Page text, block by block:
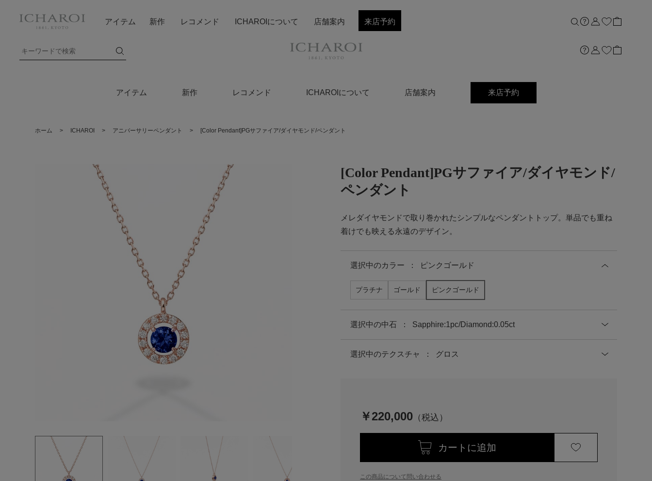
アイテム 新作 レコメンド ICHAROIについて 店舗案内 来店予約
アイテム 新作 レコメンド ICHAROIについて 店舗案内 来店予約
ホーム > ICHAROI > アニバーサリーペンダント > [Color Pendant]PGサファイア/ダイヤモンド/ペンダント
[Color Pendant]PGサファイア/ダイヤモンド/
ペンダント
メレダイヤモンドで取り巻かれたシンプルなペンダントトップ。単品でも重ね
着けでも映える永遠のデザイン。
選択中のカラー ： ピンクゴールド
プラチナ ゴールド ピンクゴールド
選択中の中石 ： Sapphire:1pc/Diamond:0.05ct
選択中のテクスチャ ： グロス
￥220,000
カートに追加
この商品について問い合わせる